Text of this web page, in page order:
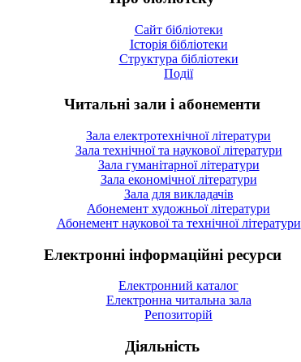
Сайт бібліотеки
Історія бібліотеки
Структура бібліотеки
Події
Читальні зали і абонементи
Зала електротехнічної літератури
Зала технічної та наукової літератури
Зала гуманітарної літератури
Зала економічної літератури
Зала для викладачів
Абонемент художньої літератури
Абонемент наукової та технічної літератури
Електронні інформаційні ресурси
Електронний каталог
Електронна читальна зала
Репозиторій
Діяльність